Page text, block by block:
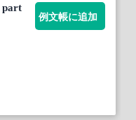
part
例文帳に追加